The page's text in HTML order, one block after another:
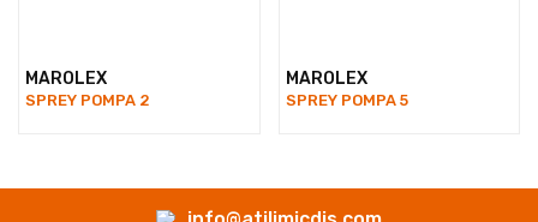
MAROLEX
SPREY POMPA 2
MAROLEX
SPREY POMPA 5